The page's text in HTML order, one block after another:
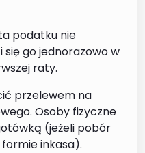
podatku nie
się go jednorazowo w
raty.
przelewem na
Osoby fizyczne
(jeżeli pobór
inkasa).